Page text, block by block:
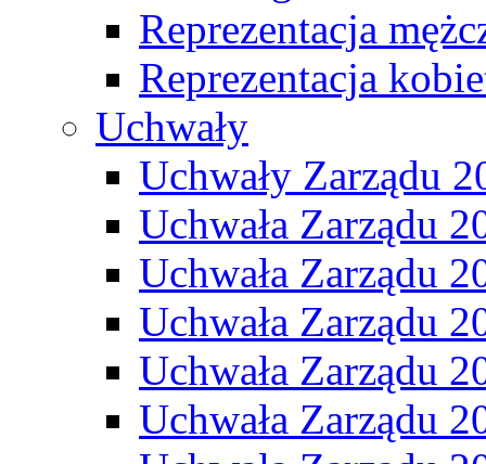
Reprezentacja
Reprezentacja
Uchwały
Uchwały Zarządu
Uchwała Zarządu
Uchwała Zarządu
Uchwała Zarządu
Uchwała Zarządu
Uchwała Zarządu